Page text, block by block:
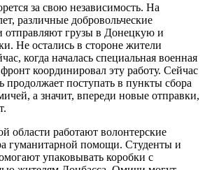
за свою независимость. На
различные добровольческие
отправляют грузы в Донецкую и
Не остались в стороне жители
когда началась специальная военная
координировал эту работу. Сейчас
продолжает поступать в пункты сбора
а значит, впереди новые отправки,
области работают волонтерские
гуманитарной помощи. Студенты и
упаковывать коробки с